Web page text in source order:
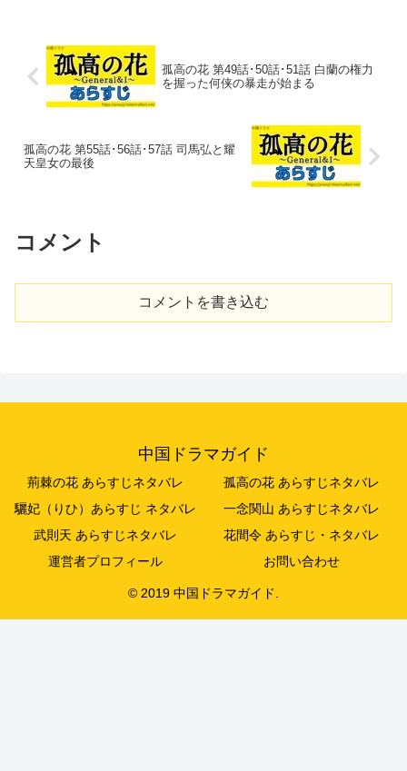
孤高の花 第49話･50話･51話 白蘭の権力
を握った何侠の暴走が始まる
孤高の花 第55話･56話･57話 司馬弘と耀
天皇女の最後
コメント
コメントを書き込む
中国ドラマガイド
荊棘の花 あらすじネタバレ
孤高の花 あらすじネタバレ
驪妃（りひ）あらすじ ネタバレ
一念関山 あらすじネタバレ
武則天 あらすじネタバレ
花間令 あらすじ・ネタバレ
運営者プロフィール
お問い合わせ
© 2019 中国ドラマガイド.